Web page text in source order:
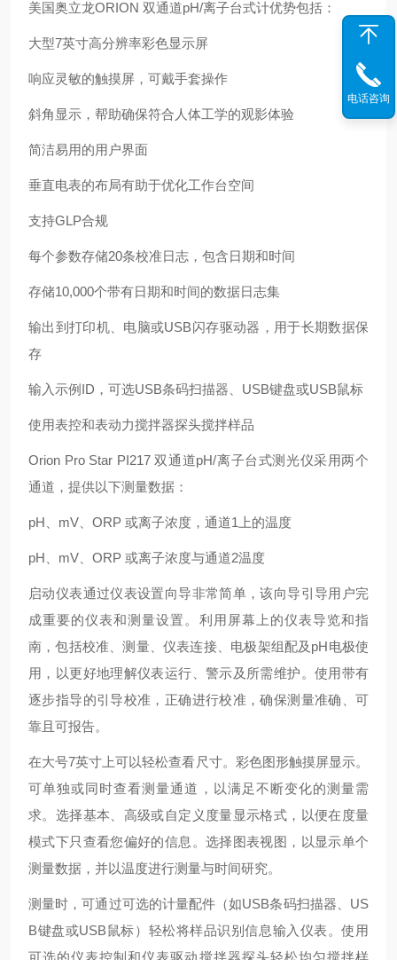
美国奥立龙ORION 双通道pH/离子台式计优势包括：
大型7英寸高分辨率彩色显示屏
响应灵敏的触摸屏，可戴手套操作
斜角显示，帮助确保符合人体工学的观影体验
简洁易用的用户界面
垂直电表的布局有助于优化工作台空间
支持GLP合规
每个参数存储20条校准日志，包含日期和时间
存储10,000个带有日期和时间的数据日志集
输出到打印机、电脑或USB闪存驱动器，用于长期数据保
存
输入示例ID，可选USB条码扫描器、USB键盘或USB鼠标
使用表控和表动力搅拌器探头搅拌样品
Orion Pro Star PI217 双通道pH/离子台式测光仪采用两个
通道，提供以下测量数据：
pH、mV、ORP 或离子浓度，通道1上的温度
pH、mV、ORP 或离子浓度与通道2温度
启动仪表通过仪表设置向导非常简单，该向导引导用户完
成重要的仪表和测量设置。利用屏幕上的仪表导览和指
南，包括校准、测量、仪表连接、电极架组配及 pH电极使
用，以更好地理解仪表运行、警示及所需维护。使用带有
逐步指导的引导校准，正确进行校准，确保测量准确、可
靠且可报告。
在大号7英寸上可以轻松查看尺寸。彩色图形触摸屏显示。
可单独或同时查看测量通道，以满足不断变化的测量需
求。选择基本、高级或自定义度量显示格式，以便在度量
模式下只查看您偏好的信息。选择图表视图，以显示单个
测量数据，并以温度进行测量与时间研究。
测量时，可通过可选的计量配件（如USB条码扫描器、US
B键盘或USB鼠标）轻松将样品识别信息输入仪表。使用
可选的仪表控制和仪表驱动搅拌器探头轻松均匀搅拌样
电话咨询